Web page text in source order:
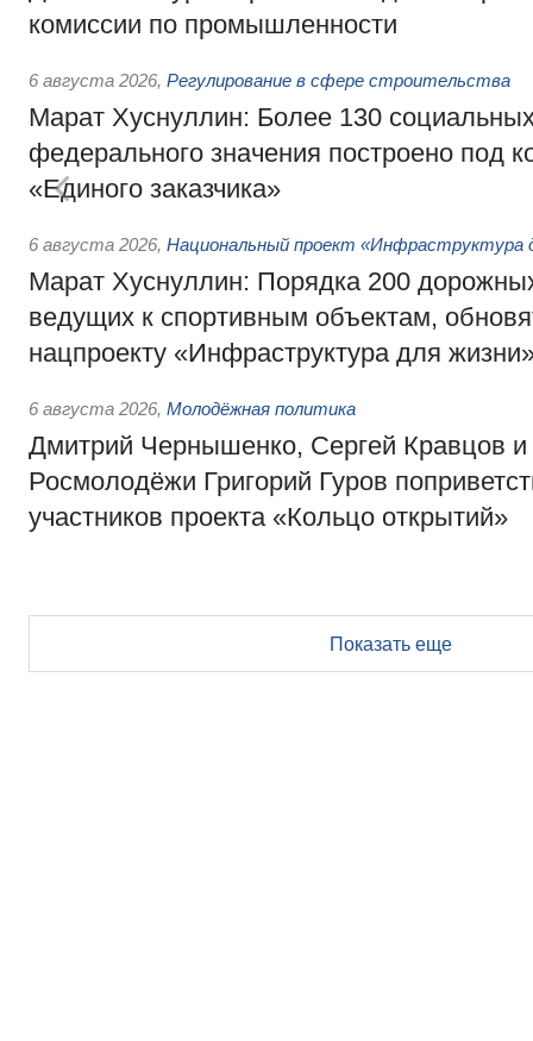
комиссии по промышленности
6 августа 2026, Регулирование в сфере строительства
Марат Хуснуллин: Более 130
федерального значения построено под
«Единого заказчика»
6 августа 2026, Национальный проект «Инфраструктура
Марат Хуснуллин: Порядка 200
ведущих к спортивным объектам,
нацпроекту «Инфраструктура для
6 августа 2026, Молодёжная политика
Дмитрий Чернышенко, Сергей Кравцов и
Росмолодёжи Григорий Гуров
участников проекта «Кольцо открытий»
Показать еще